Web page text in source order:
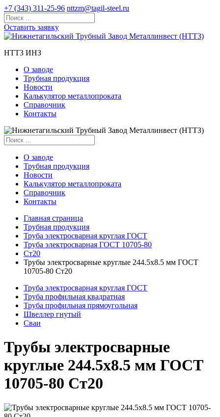
+7 (343) 311-25-96 nttzm@tagil-steel.ru
Оставить заявку
НТТЗ ИНЗ
О заводе
Трубная продукция
Новости
Калькулятор металлопроката
Справочник
Контакты
О заводе
Трубная продукция
Новости
Калькулятор металлопроката
Справочник
Контакты
Главная страница
Трубная продукция
Труба электросварная круглая ГОСТ
Труба электросварная ГОСТ 10705-80
Ст20
Трубы электросварные круглые 244.5x8.5 мм ГОСТ
10705-80 Ст20
Труба электросварная круглая ГОСТ
Труба профильная квадратная
Труба профильная прямоугольная
Швеллер гнутый
Сваи
Трубы электросварные
круглые 244.5x8.5 мм ГОСТ
10705-80 Ст20